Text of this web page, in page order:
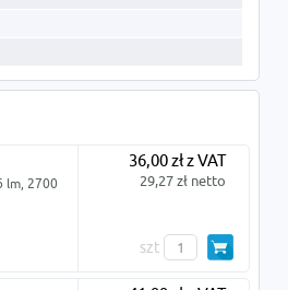
lm, 2700
36,00 zł z VAT
29,27 zł netto
szt